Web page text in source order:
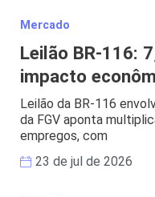
Mercado
Leilão BR-116:
impacto
Leilão da BR-116
da FGV aponta
empregos, com
23 de jul de 2026